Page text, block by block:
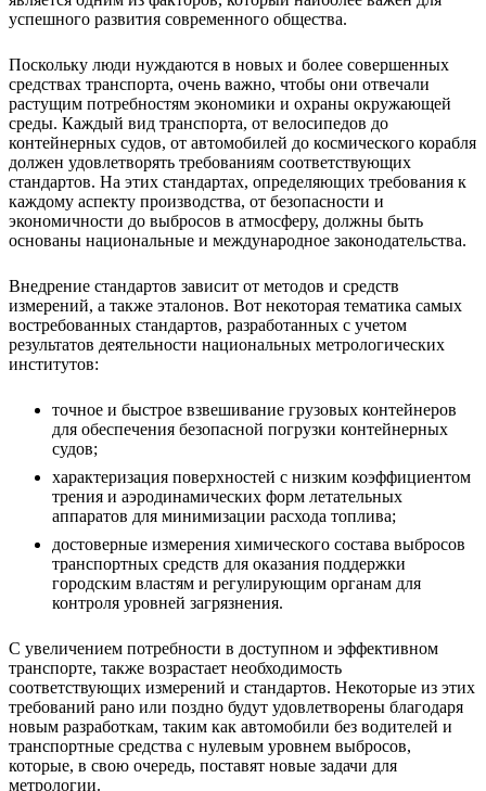
успешного развития современного общества.
Поскольку люди нуждаются в новых и более совершенных
средствах транспорта, очень важно, чтобы они отвечали
растущим потребностям экономики и охраны окружающей
среды. Каждый вид транспорта, от велосипедов до
контейнерных судов, от автомобилей до космического корабля
должен удовлетворять требованиям соответствующих
стандартов. На этих стандартах, определяющих требования к
каждому аспекту производства, от безопасности и
экономичности до выбросов в атмосферу, должны быть
основаны национальные и международное законодательства.
Внедрение стандартов зависит от методов и средств
измерений, а также эталонов. Вот некоторая тематика самых
востребованных стандартов, разработанных с учетом
результатов деятельности национальных метрологических
институтов:
точное и быстрое взвешивание грузовых контейнеров
для обеспечения безопасной погрузки контейнерных
судов;
характеризация поверхностей с низким коэффициентом
трения и аэродинамических форм летательных
аппаратов для минимизации расхода топлива;
достоверные измерения химического состава выбросов
транспортных средств для оказания поддержки
городским властям и регулирующим органам для
контроля уровней загрязнения.
С увеличением потребности в доступном и эффективном
транспорте, также возрастает необходимость
соответствующих измерений и стандартов. Некоторые из этих
требований рано или поздно будут удовлетворены благодаря
новым разработкам, таким как автомобили без водителей и
транспортные средства с нулевым уровнем выбросов,
которые, в свою очередь, поставят новые задачи для
метрологии.